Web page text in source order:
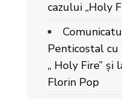
cazului „Holy
Penticostal cu
„ Holy Fire” și
Florin Pop